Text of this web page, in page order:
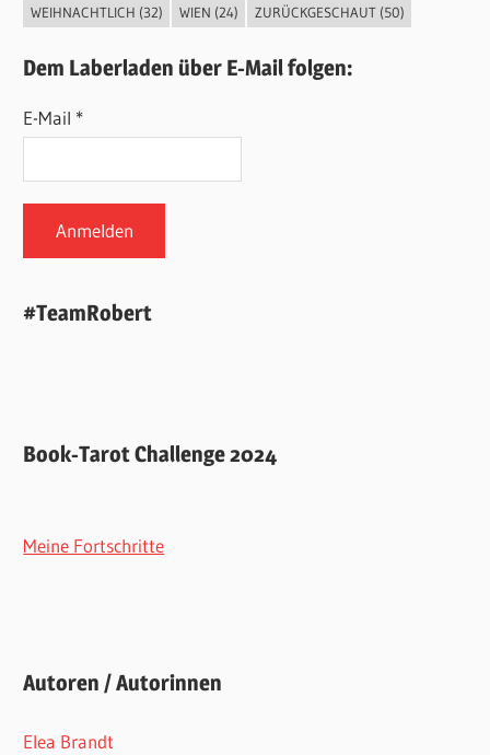
WEIHNACHTLICH (32) WIEN (24) ZURÜCKGESCHAUT(50)
Dem Laberladen über E-Mail folgen:
E-Mail *
#TeamRobert
Book-Tarot Challenge 2024
Meine Fortschritte
Autoren / Autorinnen
Elea Brandt